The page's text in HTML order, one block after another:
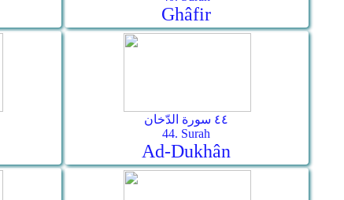
Ghâfir
٤٤ سورة الدّخان
44. Surah
Ad-Dukhân